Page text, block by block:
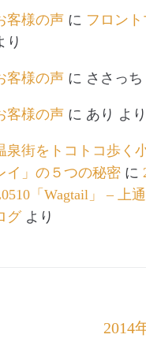
客様の声 に フロン
り
客様の声 に ささっち
客様の声 に あり より
泉街をトコトコ歩く
イ」の５つの秘密 に
「Wagtail」 – 上
グより
2014